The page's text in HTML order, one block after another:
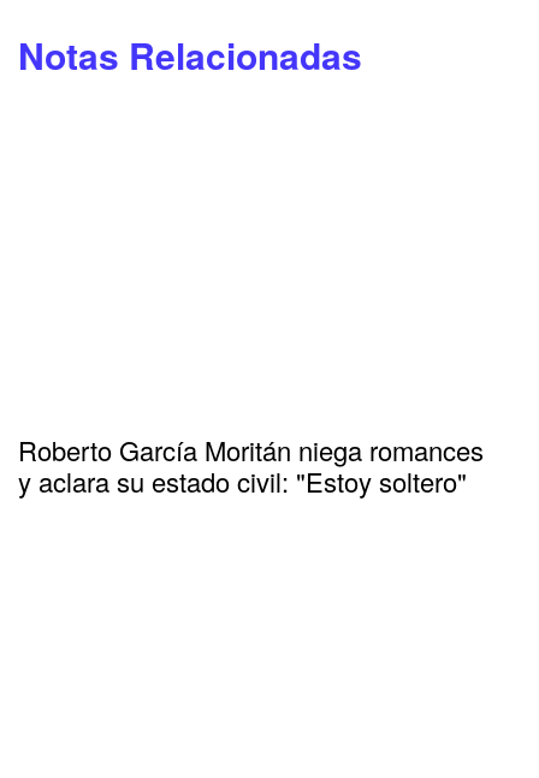
Notas Relacionadas
Roberto García Moritán niega romances
y aclara su estado civil: "Estoy soltero"